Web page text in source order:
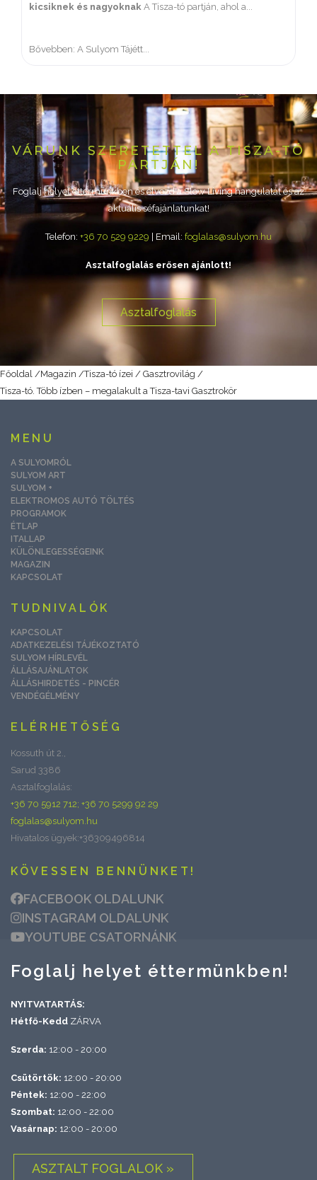
kicsiknek és nagyoknak A Tisza-tó partján, ahol a...
Bővebben: A Sulyom Tájétt...
VÁRUNK SZERETETTEL A TISZA-TÓ
PARTJÁN!
Foglalj helyet éttermünkben és élvezd a Slow Living hangulatát és az
aktuális séfajánlatunkat!
Telefon: +36 70 529 9229 | Email: foglalas@sulyom.hu
Asztalfoglalás erősen ajánlott!
Asztalfoglalás
Főoldal /Magazin /Tisza-tó ízei / Gasztrovilág /
Tisza-tó. Több ízben – megalakult a Tisza-tavi Gasztrokör
MENU
A SULYOMRÓL
SULYOM ART
SULYOM +
ELEKTROMOS AUTÓ TÖLTÉS
PROGRAMOK
ÉTLAP
ITALLAP
KÜLÖNLEGESSÉGEINK
MAGAZIN
KAPCSOLAT
TUDNIVALÓK
KAPCSOLAT
ADATKEZELÉSI TÁJÉKOZTATÓ
SULYOM HÍRLEVÉL
ÁLLÁSAJÁNLATOK
ÁLLÁSHIRDETÉS - PINCÉR
VENDÉGÉLMÉNY
ELÉRHETŐSÉG
Kossuth út 2.,
Sarud 3386
Asztalfoglalás:
+36 70 5912 712; +36 70 5299 92 29
foglalas@sulyom.hu
Hivatalos ügyek:+36309496814
KÖVESSEN BENNÜNKET!
FACEBOOK OLDALUNK
INSTAGRAM OLDALUNK
YOUTUBE CSATORNÁNK
Foglalj helyet éttermünkben!
NYITVATARTÁS:
Hétfő-Kedd ZÁRVA
Szerda: 12:00 - 20:00
Csütörtök: 12:00 - 20:00
Péntek: 12:00 - 22:00
Szombat: 12:00 - 22:00
Vasárnap: 12:00 - 20:00
ASZTALT FOGLALOK »